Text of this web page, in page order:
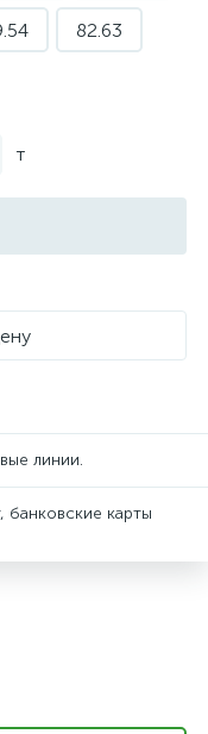
82.63
т
линии.
банковские карты